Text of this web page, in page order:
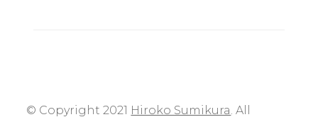
© Copyright 2021 Hiroko Sumikura. All